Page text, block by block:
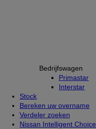
Bedrijfswagen
Primastar
Interstar
Stock
Bereken uw overname
Verdeler zoeken
Nissan Intelligent Choice